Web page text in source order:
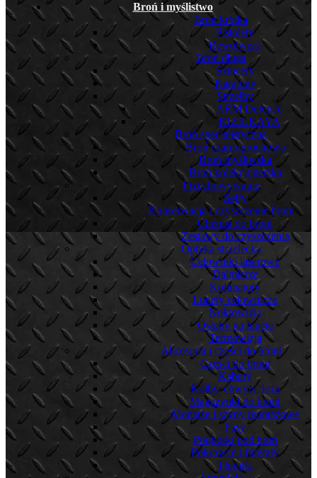
Broń i myślistwo
Broń krótka
Pistolety
Rewolwery
Broń długa
Sztucery
Karabiny
Strzelby
ARM Defence
KIZILKAYA
Broń specjalistyczna
Broń czarnoprochowa
Broń myśliwska
Broń kolekcjonerska
Przechowywanie
Sejfy
Konserwacja i czyszczenie broni
Chemia do broni
Zestawy do czyszczenia
Optyka strzelecka
Celowniki laserowe
Dalmierze
Kolimatory
Lunety celownicze
Noktowizja
Osłony na lunetę
Termowizja
Akcesoria i części do broni
Części do broni
Kabury
Kolby, chwyty, łoża
Magazynki do broni
Montaże i szyny montażowe
Pasy
Podpórki pod broń
Pokrowce i futerały
Tłumiki